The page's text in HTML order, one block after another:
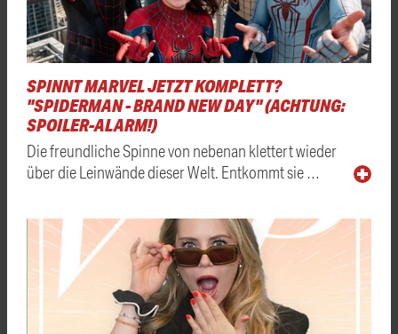
SPINNT MARVEL JETZT KOMPLETT?
"SPIDERMAN - BRAND NEW DAY" (ACHTUNG:
SPOILER-ALARM!)
Die freundliche Spinne von nebenan klettert wieder
über die Leinwände dieser Welt. Entkommt sie …